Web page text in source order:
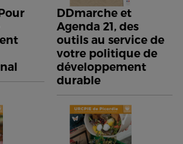
DDmarche et
Agenda 21, des
outils au service de
votre politique de
développement
durable